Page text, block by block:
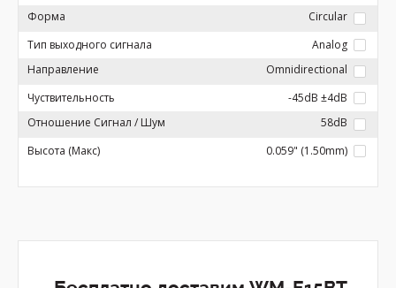
Форма
Circular
Тип выходного сигнала
Analog
Направление
Omnidirectional
Чуствительность
-45dB ±4dB
Отношение Сигнал / Шум
58dB
Высота (Макс)
0.059" (1.50mm)